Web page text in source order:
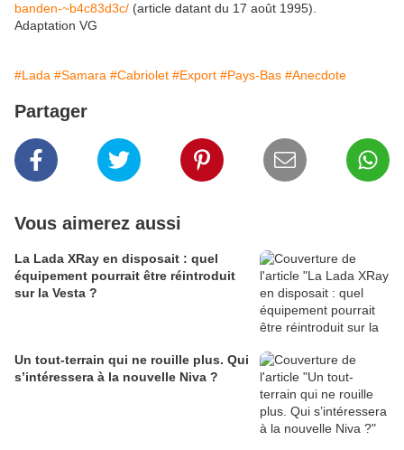
banden-~b4c83d3c/ (article datant du 17 août 1995).
Adaptation VG
#Lada #Samara #Cabriolet #Export #Pays-Bas #Anecdote
Partager
Vous aimerez aussi
La Lada XRay en disposait : quel
équipement pourrait être réintroduit
sur la Vesta ?
Un tout-terrain qui ne rouille plus. Qui
s’intéressera à la nouvelle Niva ?